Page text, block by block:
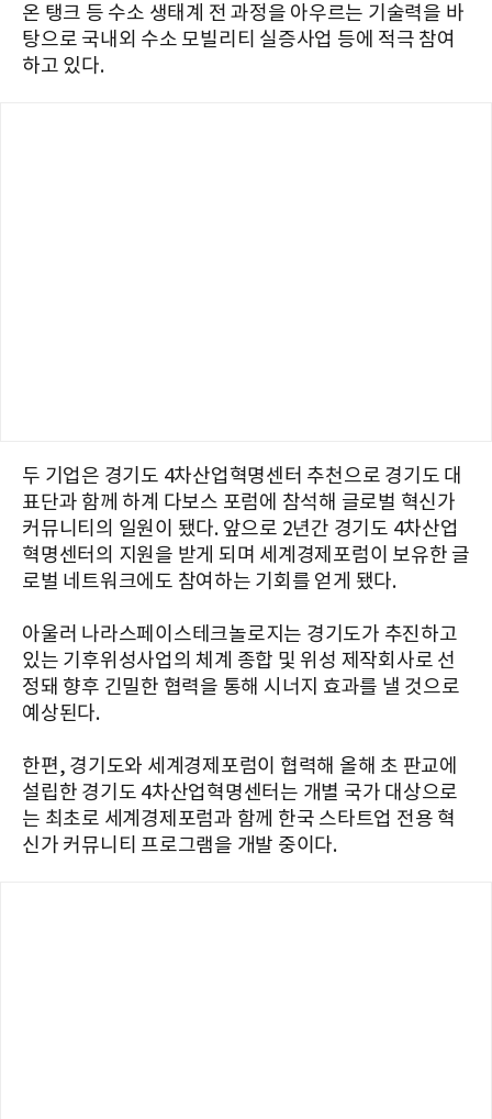
온 탱크 등 수소 생태계 전 과정을 아우르는 기술력을 바
탕으로 국내외 수소 모빌리티 실증사업 등에 적극 참여
하고 있다.
두 기업은 경기도 4차산업혁명센터 추천으로 경기도 대
표단과 함께 하계 다보스 포럼에 참석해 글로벌 혁신가
커뮤니티의 일원이 됐다. 앞으로 2년간 경기도 4차산업
혁명센터의 지원을 받게 되며 세계경제포럼이 보유한 글
로벌 네트워크에도 참여하는 기회를 얻게 됐다.
아울러 나라스페이스테크놀로지는 경기도가 추진하고
있는 기후위성사업의 체계 종합 및 위성 제작회사로 선
정돼 향후 긴밀한 협력을 통해 시너지 효과를 낼 것으로
예상된다.
한편, 경기도와 세계경제포럼이 협력해 올해 초 판교에
설립한 경기도 4차산업혁명센터는 개별 국가 대상으로
는 최초로 세계경제포럼과 함께 한국 스타트업 전용 혁
신가 커뮤니티 프로그램을 개발 중이다.